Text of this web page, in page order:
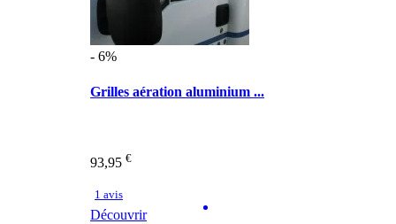
- 6%
Grilles aération aluminium ...
93,95 €
1 avis
Découvrir